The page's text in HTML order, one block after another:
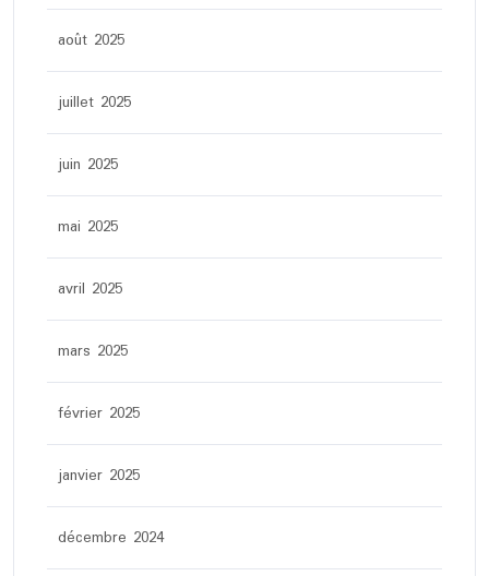
août 2025
juillet 2025
juin 2025
mai 2025
avril 2025
mars 2025
février 2025
janvier 2025
décembre 2024